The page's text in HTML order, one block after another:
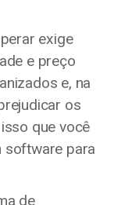
exige
e preço
e, na
os
que você
software para
de